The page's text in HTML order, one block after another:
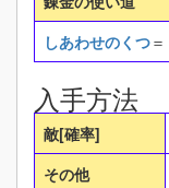
しあわせのくつ＝
入手方法
敵[確率]
その他